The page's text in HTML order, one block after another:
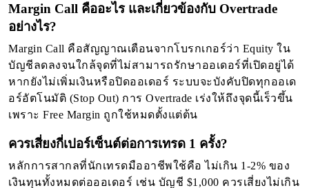
Margin Call คืออะไร และเกี่ยวข้องกับ Overtrade
อย่างไร?
Margin Call คือสัญญาณเตือนจากโบรกเกอร์ว่า Equity ใน
บัญชีลดลงจนใกล้จุดที่ไม่สามารถรักษาออเดอร์ที่เปิดอยู่ได้
หากยังไม่เพิ่มเงินหรือปิดออเดอร์ ระบบจะบังคับปิดทุกออเด
อร์อัตโนมัติ (Stop Out) การ Overtrade เร่งให้ถึงจุดนี้เร็วขึ้น
เพราะ Free Margin ถูกใช้หมดตั้งแต่ต้น
ควรเสี่ยงกี่เปอร์เซ็นต์ต่อการเทรด 1 ครั้ง?
หลักการสากลที่นักเทรดมืออาชีพใช้คือ ไม่เกิน 1-2% ของ
เงินทุนทั้งหมดต่อออเดอร์ เช่น บัญชี $1,000 ควรเสี่ยงไม่เกิน